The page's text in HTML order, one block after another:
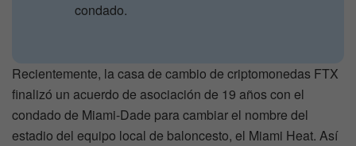
condado.
Recientemente, la casa de cambio de criptomonedas FTX
finalizó un acuerdo de asociación de 19 años con el
condado de Miami-Dade para cambiar el nombre del
estadio del equipo local de baloncesto, el Miami Heat. Así